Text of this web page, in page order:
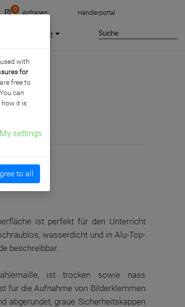
0 Anfragen Händlerportal
Kontakt
ist perfekt für den Unterricht
wasserdicht und in Alu-Top-
beschreibbar.
ist trocken sowie nass
für die Aufnahme von Bilderklemmen
abgerundet, graue Sicherheitskappen
with
for
free to
can
how it is
My settings
to all